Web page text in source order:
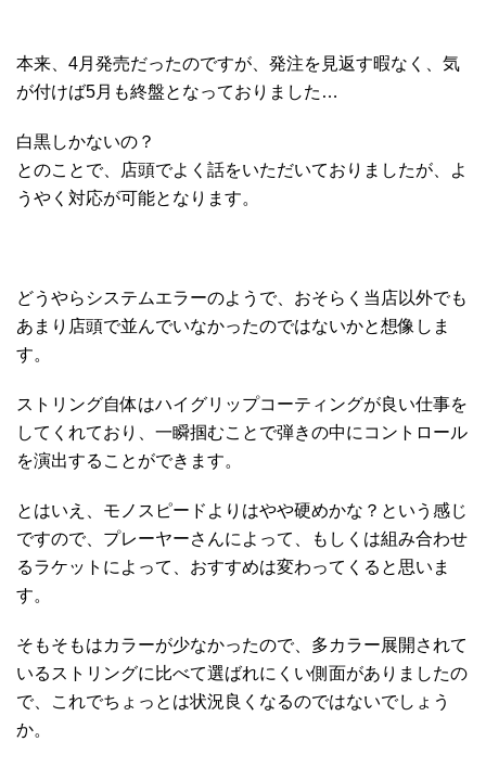
本来、4月発売だったのですが、発注を見返す暇なく、気
が付けば5月も終盤となっておりました…
白黒しかないの？
とのことで、店頭でよく話をいただいておりましたが、よ
うやく対応が可能となります。
どうやらシステムエラーのようで、おそらく当店以外でも
あまり店頭で並んでいなかったのではないかと想像しま
す。
ストリング自体はハイグリップコーティングが良い仕事を
してくれており、一瞬掴むことで弾きの中にコントロール
を演出することができます。
とはいえ、モノスピードよりはやや硬めかな？という感じ
ですので、プレーヤーさんによって、もしくは組み合わせ
るラケットによって、おすすめは変わってくると思いま
す。
そもそもはカラーが少なかったので、多カラー展開されて
いるストリングに比べて選ばれにくい側面がありましたの
で、これでちょっとは状況良くなるのではないでしょう
か。